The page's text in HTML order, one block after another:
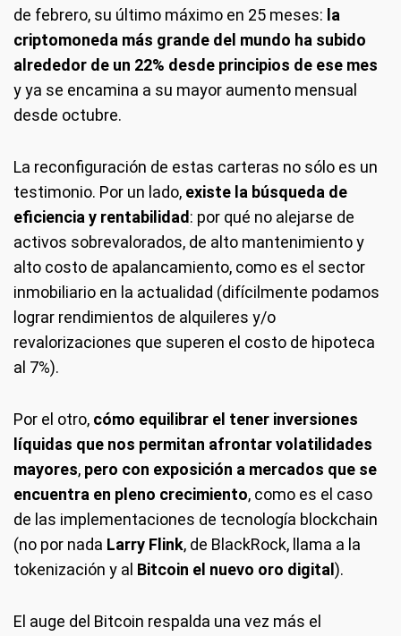
de febrero, su último máximo en 25 meses: la
criptomoneda más grande del mundo ha subido
alrededor de un 22% desde principios de ese mes
y ya se encamina a su mayor aumento mensual
desde octubre.
La reconfiguración de estas carteras no sólo es un
testimonio. Por un lado, existe la búsqueda de
eficiencia y rentabilidad : por qué no alejarse de
activos sobrevalorados, de alto mantenimiento y
alto costo de apalancamiento, como es el sector
inmobiliario en la actualidad (difícilmente podamos
lograr rendimientos de alquileres y/o
revalorizaciones que superen el costo de hipoteca
al 7%).
Por el otro, cómo equilibrar el tener inversiones
líquidas que nos permitan afrontar volatilidades
mayores, pero con exposición a mercados que se
encuentra en pleno crecimiento, como es el caso
de las implementaciones de tecnología blockchain
(no por nada Larry Flink, de BlackRock, llama a la
tokenización y al Bitcoin el nuevo oro digital ).
El auge del Bitcoin respalda una vez más el